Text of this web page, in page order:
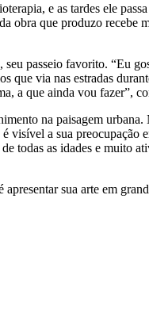
e as tardes ele
obra que produzo recebe
passeio favorito. “Eu
via nas estradas
a que ainda vou fazer”,
na paisagem
a sua preocupação
todas as idades e muito
sua arte em